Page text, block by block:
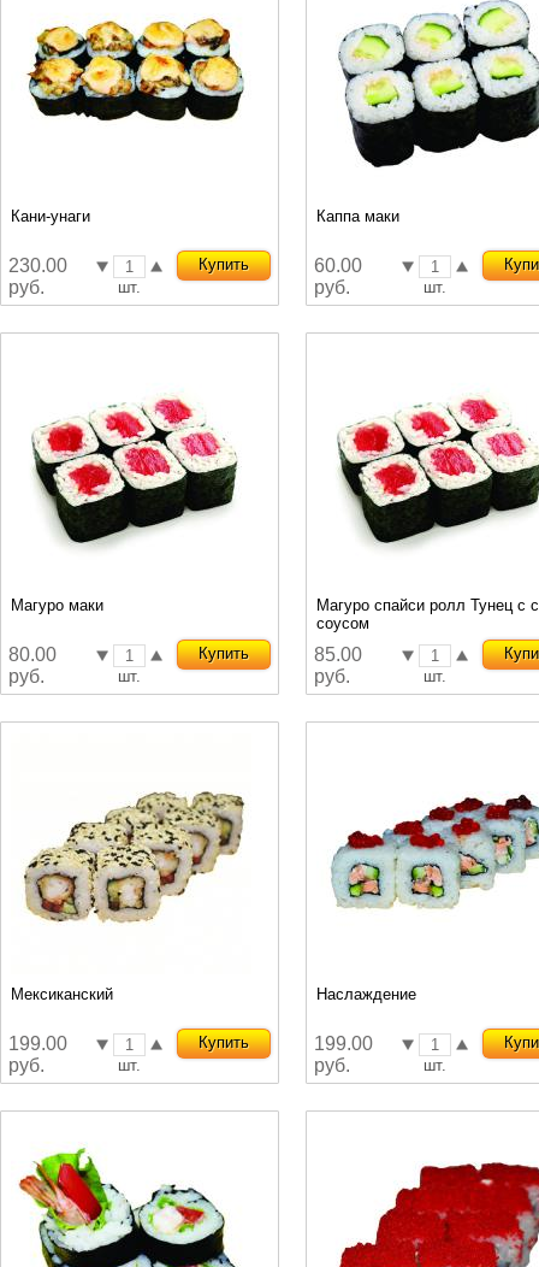
Кани-унаги
230.00
руб.
шт.
Купить
Каппа маки
60.00
руб.
шт.
Магуро маки
80.00
руб.
шт.
Купить
Магуро спайси ролл Тунец с
соусом
85.00
руб.
шт.
Мексиканский
199.00
руб.
шт.
Купить
Наслаждение
199.00
руб.
шт.